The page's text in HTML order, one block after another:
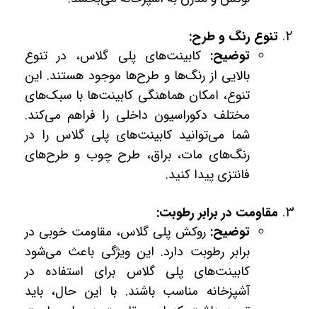
تنوع رنگ و طرح:
توضیح: کابینت‌های پلی گلاس، در تنوع
بالایی از رنگ‌ها و طرح‌ها موجود هستند. این
تنوع، امکان هماهنگی کابینت‌ها با سبک‌های
مختلف دکوراسیون داخلی را فراهم می‌کند.
شما می‌توانید کابینت‌های پلی گلاس را در
رنگ‌های مات، براق، طرح چوب و طرح‌های
فانتزی پیدا کنید.
مقاومت در برابر رطوبت:
توضیح: روکش پلی گلاس، مقاومت خوبی در
برابر رطوبت دارد. این ویژگی باعث می‌شود
کابینت‌های پلی گلاس برای استفاده در
آشپزخانه مناسب باشند. با این حال، باید